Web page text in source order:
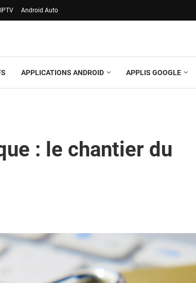
Android Auto
APPLICATIONS ANDROID APPLIS GOOGLE
: le chantier du